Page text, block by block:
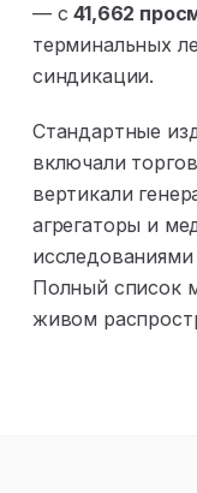
— с41,662
терминальных
синдикации.
Стандартные
включали
вертикали
агрегаторы и
Полный список
живом